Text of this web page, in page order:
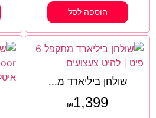
הוספה לסל
שולחן ביליארד מ...
₪1,399